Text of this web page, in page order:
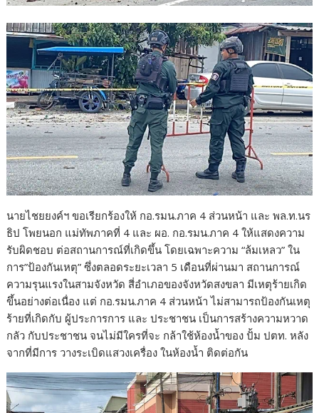
นายไชยยงค์ฯ ขอเรียกร้องให้ กอ.รมน.ภาค 4 ส่วนหน้า และ พล.ท.นร
ธิป โพยนอก แม่ทัพภาคที่ 4 และ ผอ. กอ.รมน.ภาค 4 ให้แสดงความ
รับผิดชอบ ต่อสถานการณ์ที่เกิดขึ้น โดยเฉพาะความ “ล้มเหลว” ใน
การ”ป้องกันเหตุ” ซึ่งตลอดระยะเวลา 5 เดือนที่ผ่านมา สถานการณ์
ความรุนแรงในสามจังหวัด สี่อำเภอของจังหวัดสงขลา มีเหตุร้ายเกิด
ขึ้นอย่างต่อเนื่อง แต่ กอ.รมน.ภาค 4 ส่วนหน้า ไม่สามารถป้องกันเหตุ
ร้ายที่เกิดกับ ผู้ประการการ และ ประชาชน เป็นการสร้างความหวาด
กลัว กับประชาชน จนไม่มีใครที่จะ กล้าใช้ห้องน้ำของ ปั้ม ปตท. หลัง
จากที่มีการ วางระเบิดแสวงเครื่อง ในห้องน้ำ ติดต่อกัน